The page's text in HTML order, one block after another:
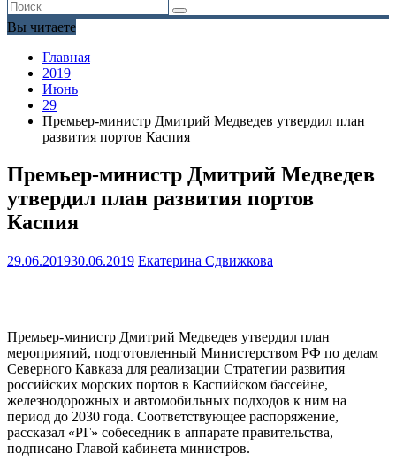
Вы читаете
Главная
2019
Июнь
29
Премьер-министр Дмитрий Медведев утвердил план
развития портов Каспия
Премьер-министр Дмитрий Медведев
утвердил план развития портов
Каспия
29.06.201930.06.2019 Екатерина Сдвижкова
Премьер-министр Дмитрий Медведев утвердил план
мероприятий, подготовленный Министерством РФ по делам
Северного Кавказа для реализации Стратегии развития
российских морских портов в Каспийском бассейне,
железнодорожных и автомобильных подходов к ним на
период до 2030 года. Соответствующее распоряжение,
рассказал «РГ» собеседник в аппарате правительства,
подписано Главой кабинета министров.